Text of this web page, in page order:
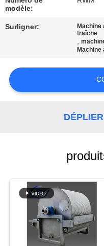
NOUS
NOUVELLES
DEMANDEZ
UNE
CITATION
SITE
PRIVACY
POLICY
modèle:
Surligner:
fraîche
,
Machine